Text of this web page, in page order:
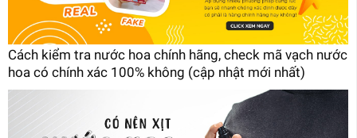
Cách kiểm tra nước hoa chính hãng, check mã vạch nước
hoa có chính xác 100% không (cập nhật mới nhất)